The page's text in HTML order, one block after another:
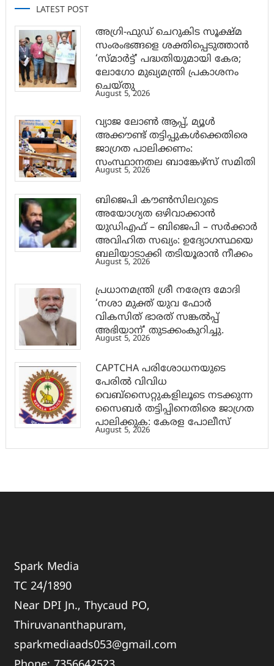
LATEST POST
അഗ്രി-ഫുഡ് ചെറുകിട സൂക്ഷ്മ
സംരംഭങ്ങളെ ശക്തിപ്പെടുത്താന്‍
‘സ്മാര്‍ട്ട്’ പദ്ധതിയുമായി കേര;
ലോഗോ മുഖ്യമന്ത്രി പ്രകാശനം
ചെയ്തു
August 5, 2026
വ്യാജ ലോൺ ആപ്പ്, മ്യൂൾ
അക്കൗണ്ട് തട്ടിപ്പുകൾക്കെതിരെ
ജാ​ഗ്രത പാലിക്കണം:
സംസ്ഥാനതല ബാങ്കേഴ്സ് സമിതി
August 5, 2026
ബിജെപി കൗൺസിലറുടെ
അയോഗ്യത ഒഴിവാക്കാൻ
യുഡിഎഫ് – ബിജെപി – സർക്കാർ
അവിഹിത സഖ്യം: ഉദ്യോഗസ്ഥയെ
ബലിയാടാക്കി തടിയൂരാൻ നീക്കം
August 5, 2026
പ്രധാനമന്ത്രി ശ്രീ നരേന്ദ്ര മോദി
‘നശാ മുക്ത് യുവ ഫോർ
വികസിത് ഭാരത് സങ്കൽപ്പ്
അഭിയാന്’ തുടക്കംകുറിച്ചു.
August 5, 2026
CAPTCHA പരിശോധനയുടെ
പേരില്‍ വിവിധ
വെബ്സൈറ്റുകളിലൂടെ നടക്കുന്ന
സൈബര്‍ തട്ടിപ്പിനെതിരെ ജാഗ്രത
പാലിക്കുക: കേരള പോലീസ്
August 5, 2026
Spark Media
TC 24/1890
Near DPI Jn., Thycaud PO,
Thiruvananthapuram,
sparkmediaads053@gmail.com